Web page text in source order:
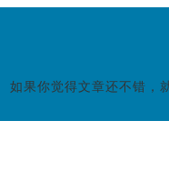
如果你觉得文章还不错，